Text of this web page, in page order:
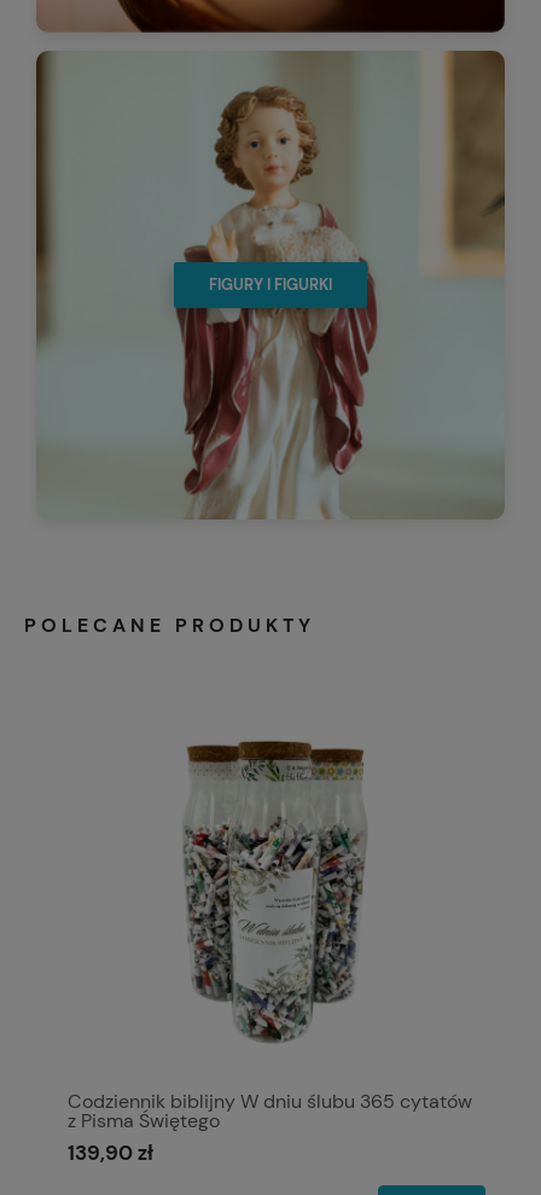
FIGURY I FIGURKI
POLECANE PRODUKTY
Codziennik biblijny W dniu ślubu 365 cytatów
z Pisma Świętego
139,90 zł